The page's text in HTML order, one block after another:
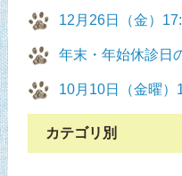
12月26日（金）
年末・年始休診日
10月10日（金曜）
カテゴリ別